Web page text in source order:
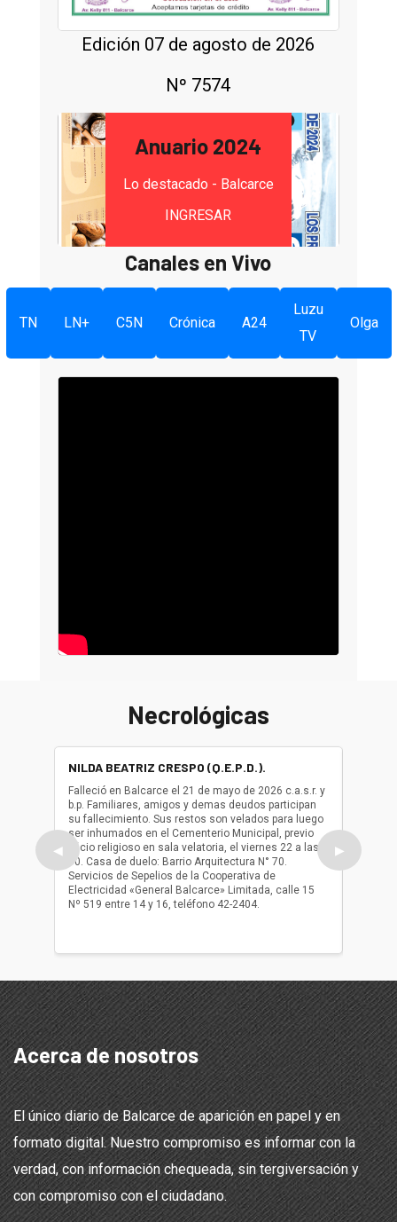
Edición 07 de agosto de 2026
Nº 7574
Anuario 2024
Lo destacado - Balcarce
INGRESAR
Canales en Vivo
TN LN+ C5N Crónica A24
Luzu
TV
Olga
Necrológicas
◀
NILDA BEATRIZ CRESPO (Q.E.P.D.).
Falleció en Balcarce el 21 de mayo de 2026 c.a.s.r. y
b.p. Familiares, amigos y demas deudos participan
su fallecimiento. Sus restos son velados para luego
ser inhumados en el Cementerio Municipal, previo
oficio religioso en sala velatoria, el viernes 22 a las
10. Casa de duelo: Barrio Arquitectura N° 70.
Servicios de Sepelios de la Cooperativa de
Electricidad «General Balcarce» Limitada, calle 15
Nº 519 entre 14 y 16, teléfono 42-2404.
ser
oficio
▶
Acerca de nosotros
El único diario de Balcarce de aparición en papel y en
formato digital. Nuestro compromiso es informar con la
verdad, con información chequeada, sin tergiversación y
con compromiso con el ciudadano.